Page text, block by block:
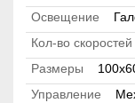
Освещение
Кол-во скоростей
Размеры
Управление